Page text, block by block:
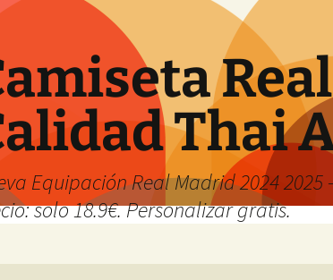
Thai
Equipación Real Madrid 2024
solo 18.9€. Personalizar gratis.